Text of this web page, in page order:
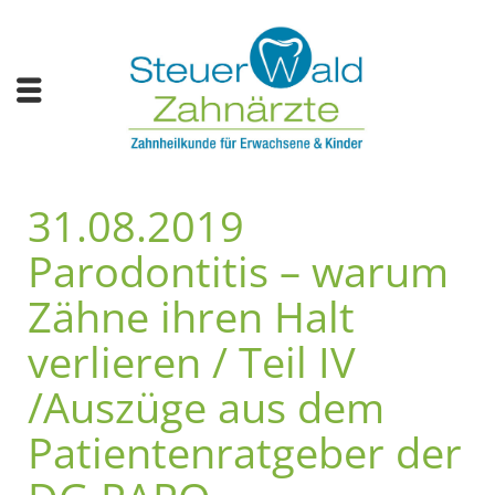
31.08.2019
Parodontitis – warum
Zähne ihren Halt
verlieren / Teil IV
/Auszüge aus dem
Patientenratgeber der